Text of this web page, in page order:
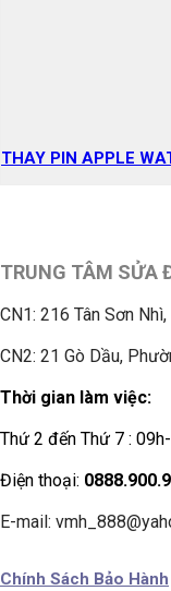
THAY PIN APPLE
TRUNG TÂM SỬA
CN1: 216 Tân Sơn
CN2: 21 Gò Dầu,
Thời gian làm việc:
Thứ 2 đến Thứ 7 :
Điện thoại:
E-mail:
Chính Sách Bảo Hành